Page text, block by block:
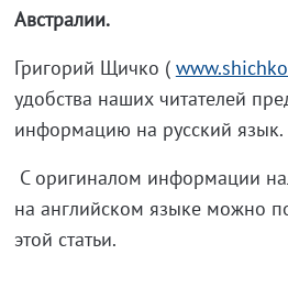
Австралии.
Григорий Щичко (
удобства наших читателей
информацию на русский язык.
С оригиналом информации
на английском языке можно
этой статьи.